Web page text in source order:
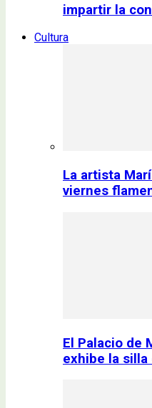
impartir la
Cultura
La artista
viernes
El Palacio de
exhibe la